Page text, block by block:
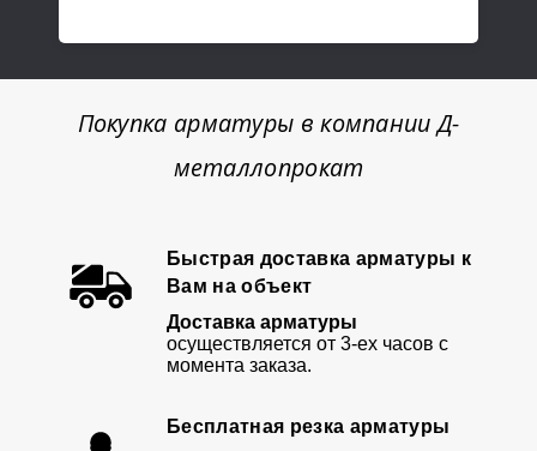
Покупка арматуры в компании Д-
металлопрокат
Быстрая доставка арматуры к
Вам на объект
Доставка арматуры
осуществляется от 3-ех часов с
момента заказа.
Бесплатная резка арматуры